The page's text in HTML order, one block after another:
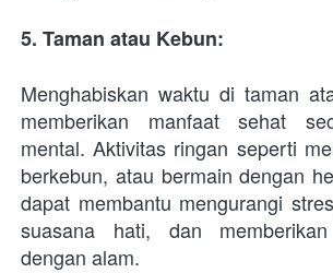
5. Taman atau Kebun:
Menghabiskan waktu di taman
memberikan manfaat sehat
mental. Aktivitas ringan seperti
berkebun, atau bermain dengan
dapat membantu mengurangi
suasana hati, dan
dengan alam.